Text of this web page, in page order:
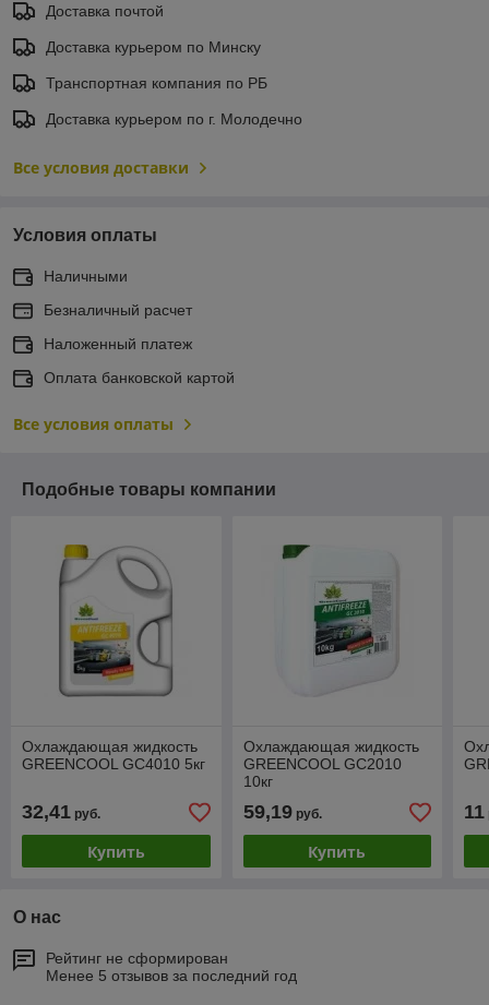
Доставка почтой
Доставка курьером по Минску
Транспортная компания по РБ
Доставка курьером по г. Молодечно
Все условия доставки
Условия оплаты
Наличными
Безналичный расчет
Наложенный платеж
Оплата банковской картой
Все условия оплаты
Подобные товары компании
Охлаждающая жидкость
GREENCOOL GC4010 5кг
32,41 руб.
Купить
Охлаждающая жидкость
GREENCOOL GC2010
10кг
59,19руб.
Купить
11
О нас
Рейтинг не сформирован
Менее 5 отзывов за последний год